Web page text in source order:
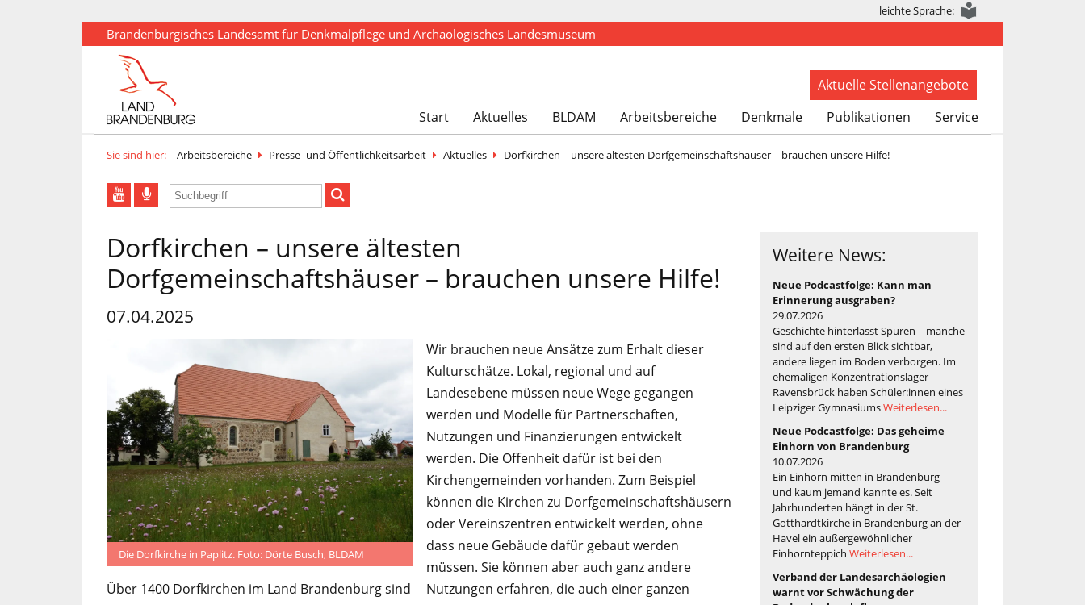
leichte Sprache:
Brandenburgisches Landesamt für Denkmalpflege und Archäologisches Landesmuseum
Aktuelle Stellenangebote
Start
Aktuelles BLDAM Arbeitsbereiche Denkmale Publikationen Service
Sie sind hier: Arbeitsbereiche Presse- und Öffentlichkeitsarbeit Aktuelles Dorfkirchen – unsere ältesten Dorfgemeinschaftshäuser – brauchen unsere Hilfe!
Dorfkirchen – unsere ältesten
Dorfgemeinschaftshäuser – brauchen unsere Hilfe!
07.04.2025
Die Dorfkirche in Paplitz. Foto: Dörte Busch, BLDAM
Über 1400 Dorfkirchen im Land Brandenburg sind
Wir brauchen neue Ansätze zum Erhalt dieser
Kulturschätze. Lokal, regional und auf
Landesebene müssen neue Wege gegangen
werden und Modelle für Partnerschaften,
Nutzungen und Finanzierungen entwickelt
werden. Die Offenheit dafür ist bei den
Kirchengemeinden vorhanden. Zum Beispiel
können die Kirchen zu Dorfgemeinschaftshäusern
oder Vereinszentren entwickelt werden, ohne
dass neue Gebäude dafür gebaut werden
müssen. Sie können aber auch ganz andere
Nutzungen erfahren, die auch einer ganzen
Weitere News:
Neue Podcastfolge: Kann man
Erinnerung ausgraben?
29.07.2026
Geschichte hinterlässt Spuren – manche
sind auf den ersten Blick sichtbar,
andere liegen im Boden verborgen. Im
ehemaligen Konzentrationslager
Ravensbrück haben Schüler:innen eines
Leipziger GymnasiumsWeiterlesen...
Neue Podcastfolge: Das geheime
Einhorn von Brandenburg
10.07.2026
Ein Einhorn mitten in Brandenburg –
und kaum jemand kannte es. Seit
Jahrhunderten hängt in der St.
Gotthardtkirche in Brandenburg an der
Havel ein außergewöhnlicher
Einhornteppich Weiterlesen...
Verband der Landesarchäologien
warnt vor Schwächung der